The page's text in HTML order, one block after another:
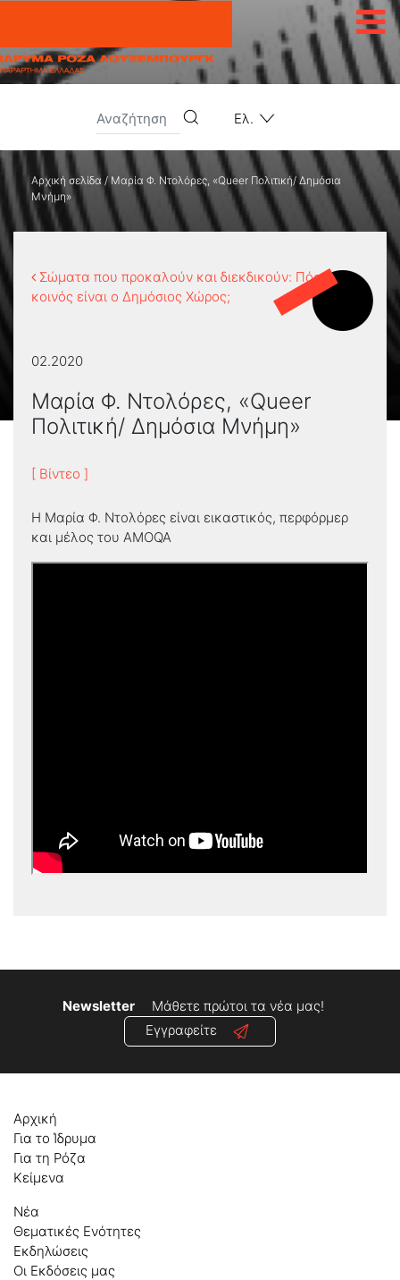
Ελ.
Αρχική σελίδα /Μαρία Φ. Ντολόρες, «Queer Πολιτική/ Δημόσια
Μνήμη»
Σώματα που προκαλούν και διεκδικούν: Πόσο
κοινός είναι ο Δημόσιος Χώρος;
02.2020
Μαρία Φ. Ντολόρες, «Queer
Πολιτική/ Δημόσια Μνήμη»
[ Βίντεο ]
Η Μαρία Φ. Ντολόρες είναι εικαστικός, περφόρμερ
και μέλος του AMOQA
Newsletter
Μάθετε πρώτοι τα νέα μας!
Εγγραφείτε
Αρχική
Για το Ίδρυμα
Για τη Ρόζα
Κείμενα
Νέα
Θεματικές Ενότητες
Εκδηλώσεις
Οι Εκδόσεις μας